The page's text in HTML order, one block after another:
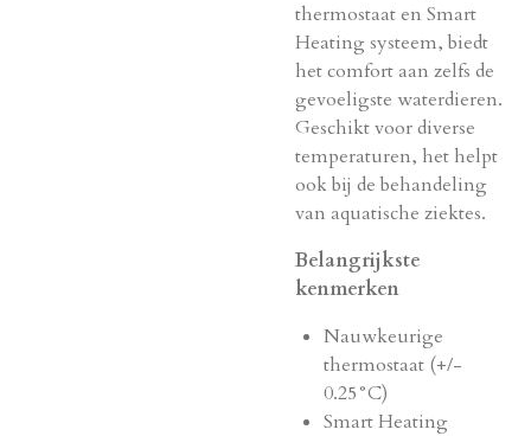
thermostaat en Smart
Heating systeem, biedt
het comfort aan zelfs de
gevoeligste waterdieren.
Geschikt voor diverse
temperaturen, het helpt
ook bij de behandeling
van aquatische ziektes.
Belangrijkste
kenmerken
Nauwkeurige
thermostaat (+/-
0.25°C)
Smart Heating